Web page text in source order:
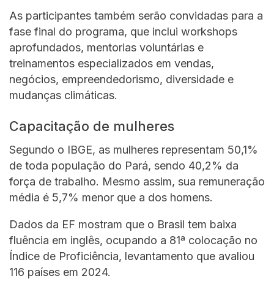
As participantes também serão convidadas para a
fase final do programa, que inclui workshops
aprofundados, mentorias voluntárias e
treinamentos especializados em vendas,
negócios, empreendedorismo, diversidade e
mudanças climáticas.
Capacitação de mulheres
Segundo o IBGE, as mulheres representam 50,1%
de toda população do Pará, sendo 40,2% da
força de trabalho. Mesmo assim, sua remuneração
média é 5,7% menor que a dos homens.
Dados da EF mostram que o Brasil tem baixa
fluência em inglês, ocupando a 81ª colocação no
Índice de Proficiência, levantamento que avaliou
116 países em 2024.